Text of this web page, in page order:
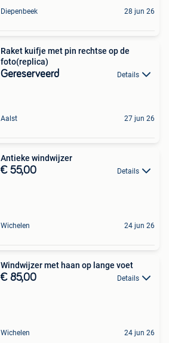
Diepenbeek 28 jun 26
Raket kuifje met pin rechtse op de
foto(replica)
Gereserveerd Details
Aalst 27 jun 26
Antieke windwijzer
€ 55,00 Details
Wichelen 24 jun 26
Windwijzer met haan op lange voet
€ 85,00 Details
Wichelen 24 jun 26